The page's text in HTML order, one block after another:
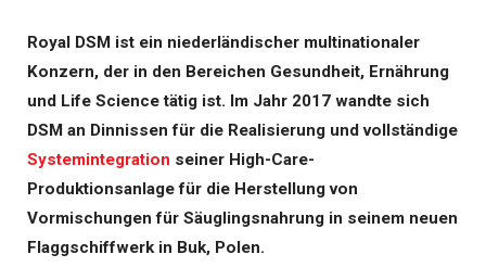
Royal DSM ist ein niederländischer multinationaler
Konzern, der in den Bereichen Gesundheit, Ernährung
und Life Science tätig ist. Im Jahr 2017 wandte sich
DSM an Dinnissen für die Realisierung und vollständige
Systemintegration seiner High-Care-
Produktionsanlage für die Herstellung von
Vormischungen für Säuglingsnahrung in seinem neuen
Flaggschiffwerk in Buk, Polen.